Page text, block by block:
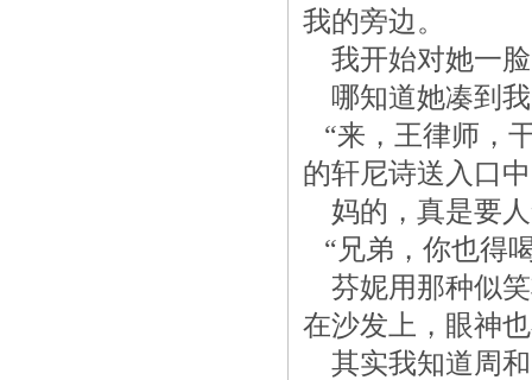
我的旁边。
我开始对她一
哪知道她凑到我
“来，王律师，
的轩尼诗送入口
妈的，真是要人
“兄弟，你也得
芬妮用那种似笑
在沙发上，眼神
其实我知道周和